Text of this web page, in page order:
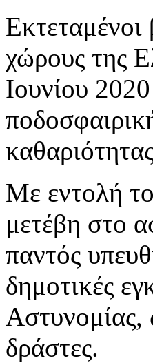
Εκτεταμένοι
χώρους της
Ιουνίου
Με εντολή
μετέβη στο
παντός
δημοτικές
Αστυνομίας,
δράστες.